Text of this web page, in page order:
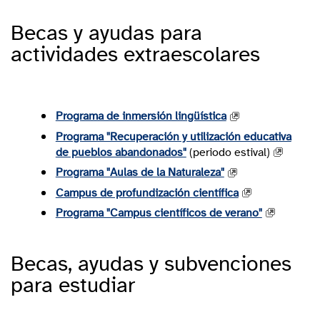
Premio de bienestar emocional en el ámbito
educativo
Distintivo de calidad de centros docentes "Sello
XIV Edición del Premio Nacional de Educación
para el Desarrollo «Vicente Ferrer»
Premios Aprendizaje-Servicio
Premios Experiencias Innovadoras
Premio iberoamericano «Innovación y ODS en
los centros educativos»
Concurso escolar ONCE
Juvenes Translatores. Concurso para premiar a
Becas y ayudas para
actividades extraescolares
Programa de inmersión lingüística
Programa "Recuperación y utilización educativa
de pueblos abandonados"(periodo estival)
Programa "Aulas de la Naturaleza"
Campus de profundización científica
Programa "Campus científicos de verano"
Becas, ayudas y subvenciones
para estudiar